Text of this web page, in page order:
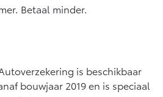
maken
Betaal minder.
is beschikbaar
bouwjaar 2019 en is speciaal